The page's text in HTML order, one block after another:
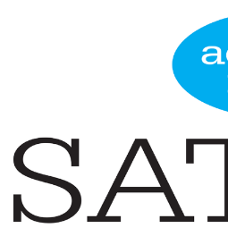
Qidirish